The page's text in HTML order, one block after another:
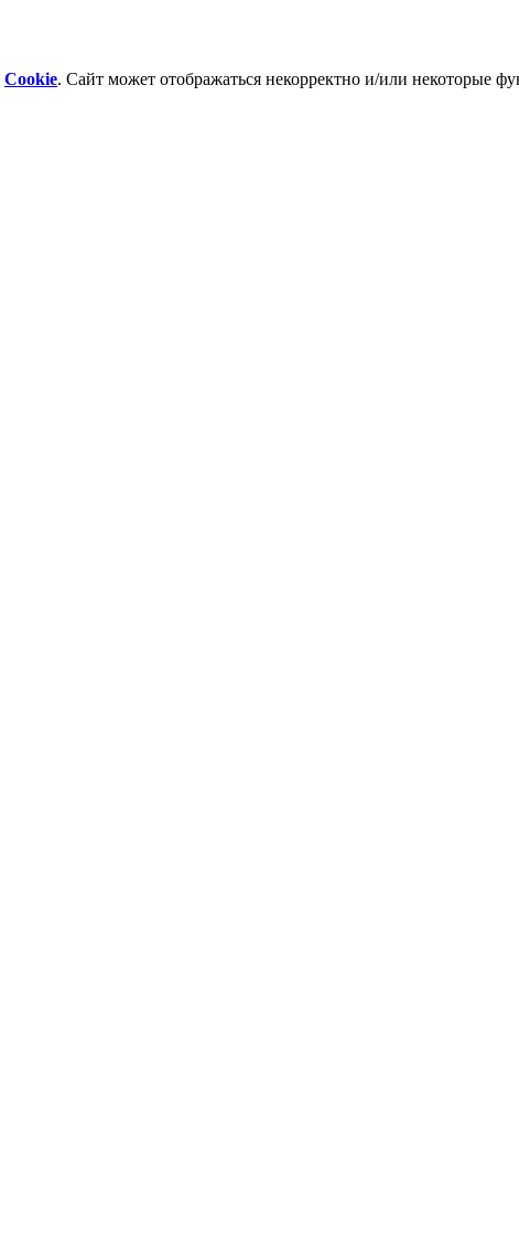
Cookie. Сайт может отображаться некорректно и/или некоторые